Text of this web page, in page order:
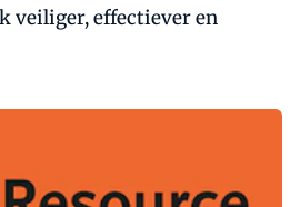
veiliger, effectiever en